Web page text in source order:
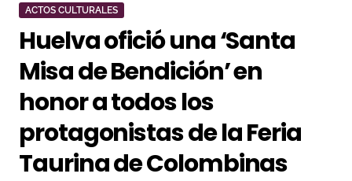
ACTOS CULTURALES
Huelva ofició una ‘Santa
Misa de Bendición’ en
honor a todos los
protagonistas de la Feria
Taurina de Colombinas